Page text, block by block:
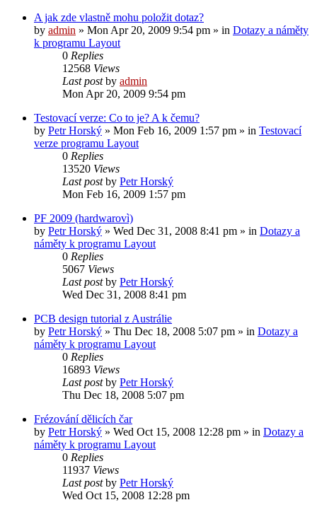
A jak zde vlastně mohu položit dotaz?
by admin » Mon Apr 20, 2009 9:54 pm » in Dotazy a náměty
k programu Layout
0 Replies
12568 Views
Last postby admin
Mon Apr 20, 2009 9:54 pm
Testovací verze: Co to je? A k čemu?
by Petr Horský » Mon Feb 16, 2009 1:57 pm » in Testovací
verze programu Layout
0 Replies
13520 Views
Last postby Petr Horský
Mon Feb 16, 2009 1:57 pm
PF 2009 (hardwarovì)
by Petr Horský » Wed Dec 31, 2008 8:41 pm » in Dotazy a
náměty k programu Layout
0 Replies
5067 Views
Last postby Petr Horský
Wed Dec 31, 2008 8:41 pm
PCB design tutorial z Austrálie
by Petr Horský » Thu Dec 18, 2008 5:07 pm » in Dotazy a
náměty k programu Layout
0 Replies
16893 Views
Last postby Petr Horský
Thu Dec 18, 2008 5:07 pm
Frézování dělicích čar
by Petr Horský » Wed Oct 15, 2008 12:28 pm » in Dotazy a
náměty k programu Layout
0 Replies
11937 Views
Last postby Petr Horský
Wed Oct 15, 2008 12:28 pm